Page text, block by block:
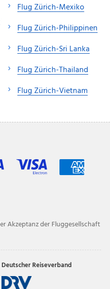
Flug Zürich-Mexiko
Flug Zürich-Philippinen
Flug Zürich-Sri Lanka
Flug Zürich-Thailand
Flug Zürich-Vietnam